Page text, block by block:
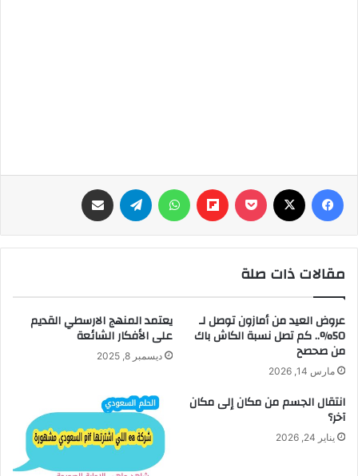
فيسبوك ‫Pocket
Flipboard واتساب تيلقرام
مقالات ذات صلة
عروض العيد من أمازون توصل لـ
50%.. كم تصل نسبة الكاش باك
من صحصح
مارس 14, 2026
يعتمد المنهج الارسطي القديم
على الأفكار الشائعة
ديسمبر 8, 2025
انتقال الجسم من مكان إلى مكان
آخر؟
يناير 24, 2026